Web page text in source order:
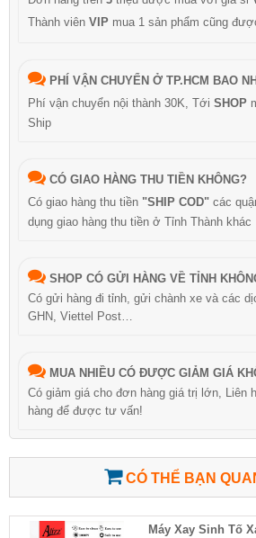
Thành viên VIP mua 1 sản phẩm cũng
PHÍ VẬN CHUYỂN Ở TP.HCM BAO
Phí vận chuyển nội thành 30K, Tới SHOP
Ship
CÓ GIAO HÀNG THU TIỀN KHÔNG?
Có giao hàng thu tiền "SHIP COD" các
dụng giao hàng thu tiền ở Tỉnh Thành khác
SHOP CÓ GỬI HÀNG VỀ TỈNH
Có gửi hàng đi tỉnh, gửi chành xe và các
GHN, Viettel Post…
MUA NHIỀU CÓ ĐƯỢC GIẢM GIÁ
Có giảm giá cho đơn hàng giá trị lớn, Liên
hàng để được tư vấn!
CÓ THỂ BẠN
Máy Xay Sinh Tố